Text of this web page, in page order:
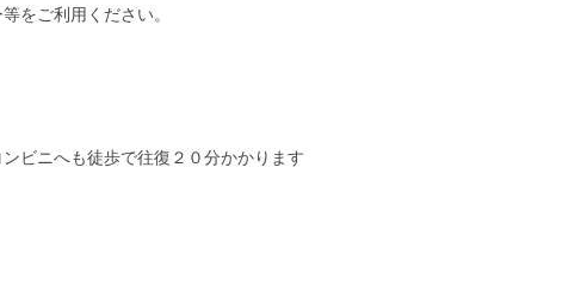
をご利用ください。
ビニへも徒歩で往復２０分かかります